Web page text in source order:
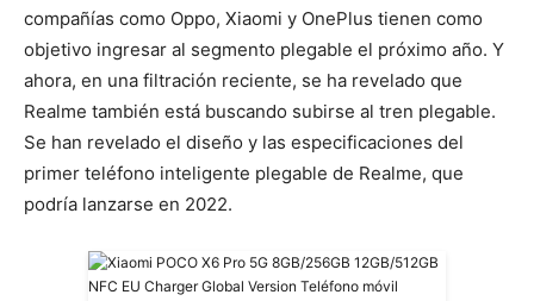
compañías como Oppo, Xiaomi y OnePlus tienen como
objetivo ingresar al segmento plegable el próximo año. Y
ahora, en una filtración reciente, se ha revelado que
Realme también está buscando subirse al tren plegable.
Se han revelado el diseño y las especificaciones del
primer teléfono inteligente plegable de Realme, que
podría lanzarse en 2022.